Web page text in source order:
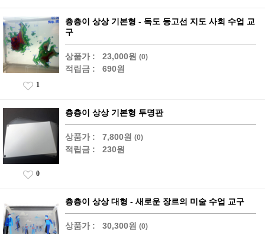
층층이 상상 기본형 - 독도 등고선 지도 사회 수업 교
구
상품가 : 23,000원 (0)
적립금 : 690원
1
층층이 상상 기본형 투명판
상품가 : 7,800원 (0)
적립금 : 230원
0
층층이 상상 대형 - 새로운 장르의 미술 수업 교구
상품가 : 30,300원 (0)